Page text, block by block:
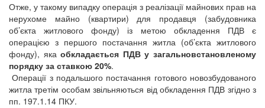
Отже, у такому випадку операція з реалізації майнових прав на
нерухоме майно (квартири) для продавця (забудовника
об’єкта житлового фонду) із метою обкладення ПДВ є
операцією з першого постачання житла (об’єкта житлового
фонду), якаобкладається ПДВ у загальновстановленому
порядку за ставкою 20%.
Операції з подальшого постачання готового новозбудованого
житла третім особам звільняються від обкладення ПДВ згідно з
пп. 197.1.14 ПКУ.